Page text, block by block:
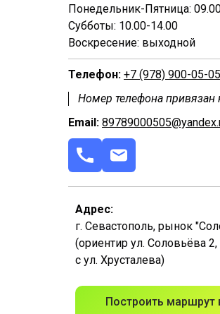
Понедельник-Пятница:
Субботы: 10.00-14.00
Воскресение: выходной
Телефон: +7 (978) 900-05-05
Номер телефона
Email:
Адрес:
г. Севастополь, рынок
(ориентир ул. Соловьёва
с ул. Хрусталева)
Построить маршрут